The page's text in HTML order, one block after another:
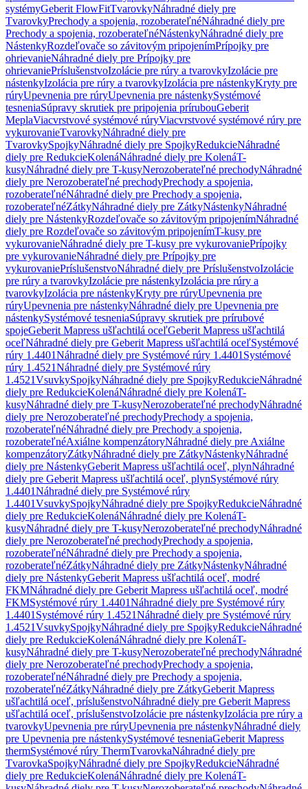
systémyGeberit FlowFitTvarovkyNáhradné diely pre
TvarovkyPrechody a spojenia, rozoberateľnéNáhradné diely pre
Prechody a spojenia, rozoberateľnéNástenkyNáhradné diely pre
NástenkyRozdeľovače so závitovým pripojenímPrípojky pre
ohrievanieNáhradné diely pre Prípojky pre
ohrievaniePríslušenstvoIzolácie pre rúry a tvarovkyIzolácie pre
nástenkyIzolácia pre rúry a tvarovkyIzolácia pre nástenkyKryty pre
rúryUpevnenia pre rúryUpevnenia pre nástenkySystémové
tesneniaSúpravy skrutiek pre pripojenia prírubouGeberit
MeplaViacvrstvové systémové rúryViacvrstvové systémové rúry pre
vykurovanieTvarovkyNáhradné diely pre
TvarovkySpojkyNáhradné diely pre SpojkyRedukcieNáhradné
diely pre RedukcieKolenáNáhradné diely pre KolenáT-
kusyNáhradné diely pre T-kusyNerozoberateľné prechodyNáhradné
diely pre Nerozoberateľné prechodyPrechody a spojenia,
rozoberateľnéNáhradné diely pre Prechody a spojenia,
rozoberateľnéZátkyNáhradné diely pre ZátkyNástenkyNáhradné
diely pre NástenkyRozdeľovače so závitovým pripojenímNáhradné
diely pre Rozdeľovače so závitovým pripojenímT-kusy pre
vykurovanieNáhradné diely pre T-kusy pre vykurovaniePrípojky
pre vykurovanieNáhradné diely pre Prípojky pre
vykurovaniePríslušenstvoNáhradné diely pre PríslušenstvoIzolácie
pre rúry a tvarovkyIzolácie pre nástenkyIzolácia pre rúry a
tvarovkyIzolácia pre nástenkyKryty pre rúryUpevnenia pre
rúryUpevnenia pre nástenkyNáhradné diely pre Upevnenia pre
nástenkySystémové tesneniaSúpravy skrutiek pre prírubové
spojeGeberit Mapress ušľachtilá oceľGeberit Mapress ušľachtilá
oceľNáhradné diely pre Geberit Mapress ušľachtilá oceľSystémové
rúry 1.4401Náhradné diely pre Systémové rúry 1.4401 Systémové
rúry 1.4521Náhradné diely pre Systémové rúry
1.4521VsuvkySpojkyNáhradné diely pre SpojkyRedukcieNáhradné
diely pre RedukcieKolenáNáhradné diely pre KolenáT-
kusyNáhradné diely pre T-kusyNerozoberateľné prechodyNáhradné
diely pre Nerozoberateľné prechodyPrechody a spojenia,
rozoberateľnéNáhradné diely pre Prechody a spojenia,
rozoberateľnéAxiálne kompenzátoryNáhradné diely pre Axiálne
kompenzátoryZátkyNáhradné diely pre ZátkyNástenkyNáhradné
diely pre NástenkyGeberit Mapress ušľachtilá oceľ, plynNáhradné
diely pre Geberit Mapress ušľachtilá oceľ, plynSystémové rúry
1.4401Náhradné diely pre Systémové rúry
1.4401VsuvkySpojkyNáhradné diely pre SpojkyRedukcieNáhradné
diely pre RedukcieKolenáNáhradné diely pre KolenáT-
kusyNáhradné diely pre T-kusyNerozoberateľné prechodyNáhradné
diely pre Nerozoberateľné prechodyPrechody a spojenia,
rozoberateľnéNáhradné diely pre Prechody a spojenia,
rozoberateľnéZátkyNáhradné diely pre ZátkyNástenkyNáhradné
diely pre NástenkyGeberit Mapress ušľachtilá oceľ, modré
FKMNáhradné diely pre Geberit Mapress ušľachtilá oceľ, modré
FKMSystémové rúry 1.4401Náhradné diely pre Systémové rúry
1.4401 Systémové rúry 1.4521Náhradné diely pre Systémové rúry
1.4521VsuvkySpojkyNáhradné diely pre SpojkyRedukcieNáhradné
diely pre RedukcieKolenáNáhradné diely pre KolenáT-
kusyNáhradné diely pre T-kusyNerozoberateľné prechodyNáhradné
diely pre Nerozoberateľné prechodyPrechody a spojenia,
rozoberateľnéNáhradné diely pre Prechody a spojenia,
rozoberateľnéZátkyNáhradné diely pre ZátkyGeberit Mapress
ušľachtilá oceľ, príslušenstvoNáhradné diely pre Geberit Mapress
ušľachtilá oceľ, príslušenstvoIzolácie pre nástenkyIzolácia pre rúry a
tvarovkyUpevnenia pre rúryUpevnenia pre nástenkyNáhradné diely
pre Upevnenia pre nástenkySystémové tesneniaGeberit Mapress
thermSystémové rúry ThermTvarovkaNáhradné diely pre
TvarovkaSpojkyNáhradné diely pre SpojkyRedukcieNáhradné
diely pre RedukcieKolenáNáhradné diely pre KolenáT-